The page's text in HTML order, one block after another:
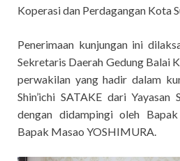
Koperasi dan Perdagangan Kota
Penerimaan kunjungan ini
Sekretaris Daerah Gedung Balai
perwakilan yang hadir dalam
Shin’ichi SATAKE dari Yayasan
dengan didampingi oleh
Bapak Masao YOSHIMURA.